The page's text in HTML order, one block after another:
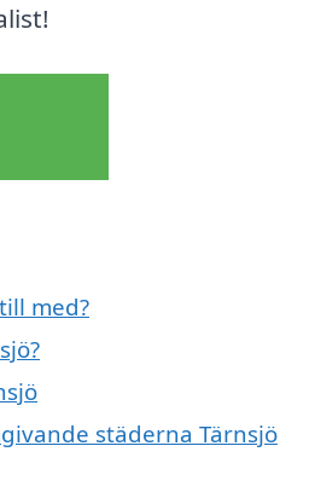
med?
städerna Tärnsjö